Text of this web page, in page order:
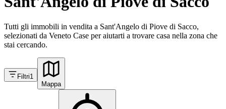
Tutti gli immobili in vendita a Sant'Angelo di Piove di Sacco,
selezionati da Veneto Case per aiutarti a trovare casa nella zona che
stai cercando.
Filtri1
Mappa